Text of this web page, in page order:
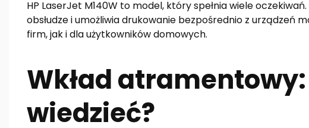
HP LaserJet M140W to model, który spełnia wiele
obsłudze i umożliwia drukowanie bezpośrednio z urządzeń
firm, jak i dla użytkowników domowych.
Wkład
wiedzieć?